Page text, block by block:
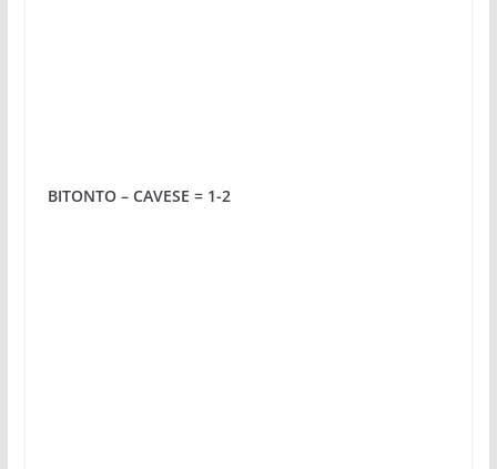
BITONTO – CAVESE = 1-2